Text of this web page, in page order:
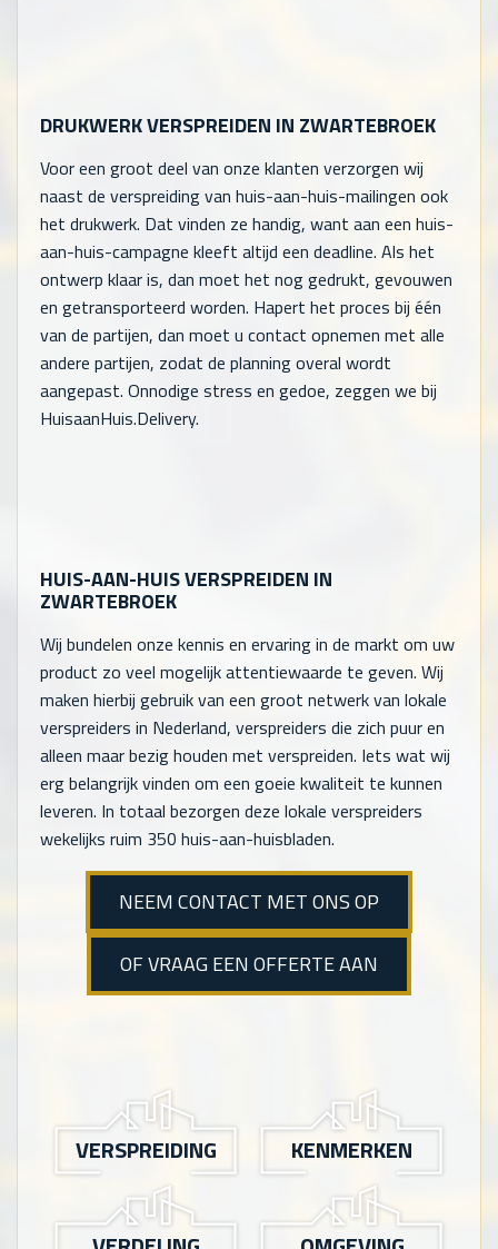
DRUKWERK VERSPREIDEN IN ZWARTEBROEK
Voor een groot deel van onze klanten verzorgen wij
naast de verspreiding van huis-aan-huis-mailingen ook
het drukwerk. Dat vinden ze handig, want aan een huis-
aan-huis-campagne kleeft altijd een deadline. Als het
ontwerp klaar is, dan moet het nog gedrukt, gevouwen
en getransporteerd worden. Hapert het proces bij één
van de partijen, dan moet u contact opnemen met alle
andere partijen, zodat de planning overal wordt
aangepast. Onnodige stress en gedoe, zeggen we bij
HuisaanHuis.Delivery.
HUIS-AAN-HUIS VERSPREIDEN IN
ZWARTEBROEK
Wij bundelen onze kennis en ervaring in de markt om uw
product zo veel mogelijk attentiewaarde te geven. Wij
maken hierbij gebruik van een groot netwerk van lokale
verspreiders in Nederland, verspreiders die zich puur en
alleen maar bezig houden met verspreiden. Iets wat wij
erg belangrijk vinden om een goeie kwaliteit te kunnen
leveren. In totaal bezorgen deze lokale verspreiders
wekelijks ruim 350 huis-aan-huisbladen.
NEEM CONTACT MET ONS OP
OF VRAAG EEN OFFERTE AAN
VERSPREIDING KENMERKEN